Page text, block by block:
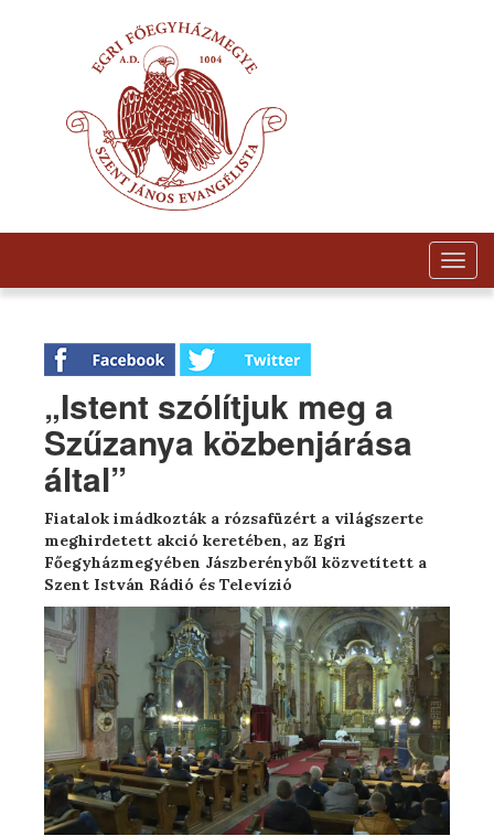
„Istent szólítjuk meg a
Szűzanya közbenjárása
által”
Fiatalok imádkozták a rózsafüzért a világszerte
meghirdetett akció keretében, az Egri
Főegyházmegyében Jászberényből közvetített a
Szent István Rádió és Televízió